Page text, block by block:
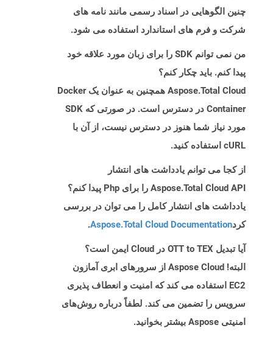
چنین الگوهایی در اسناد رسمی مانند نامه های
شرکت و فرم های استاندارد استفاده می شود.
من نمی توانم SDK را برای زبان مورد علاقه خود
پیدا کنم. باید چکار کنم؟
Aspose.Total Cloud همچنین به عنوان یک Docker
Container در دسترس است. در صورتی که SDK
مورد نیاز شما هنوز در دسترس نیست، از آن با
cURL استفاده کنید.
از کجا می توانم یادداشت های انتشار
Aspose.Total Cloud API را برای Php پیدا کنم؟
یادداشت های انتشار کامل را می توان در بررسی
کردAspose.Total Cloud Documentation
.
آیا تبدیل OTT to TEX در Cloud ایمن است؟
البته! Aspose Cloud از سرورهای ابری آمازون
EC2 استفاده می کند که امنیت و انعطاف پذیری
سرویس را تضمین می کند. لطفاً درباره روش‌های
امنیتی Aspose بیشتر بخوانید.